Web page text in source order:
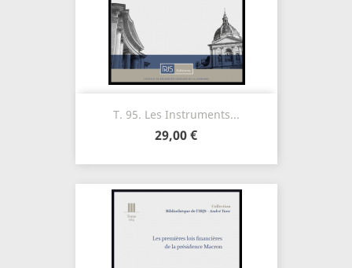
T. 95. Les Instruments...
29,00 €